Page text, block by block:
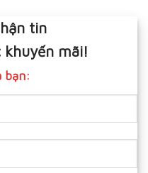
tin
khuyến mãi!
bạn: